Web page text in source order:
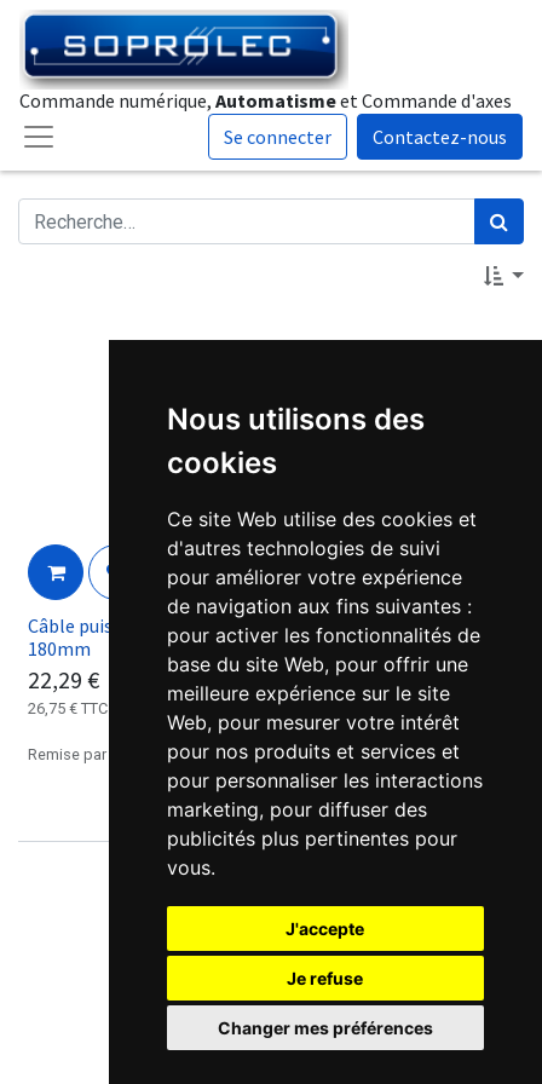
Nous utilisons des
cookies
Ce site Web utilise des cookies et
d'autres technologies de suivi
pour améliorer votre expérience
de navigation aux fins suivantes :
pour activer les fonctionnalités de
base du site Web, pour offrir une
meilleure expérience sur le site
Web, pour mesurer votre intérêt
pour nos produits et services et
pour personnaliser les interactions
marketing, pour diffuser des
publicités plus pertinentes pour
vous.
J'accepte
Je refuse
Changer mes préférences
Commande numérique, Automatismeet Commande d'axes
Se connecter
Contactez-nous
Câble puissance RZA pour moteur série ELM2M Leadshine
180mm
22,29 €
26,75 € TTC
Remise par quantités, nous consulter.